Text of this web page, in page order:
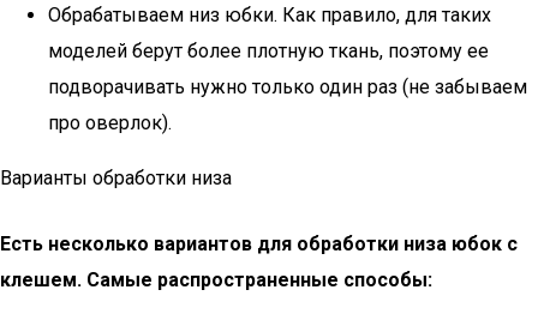
Обрабатываем низ юбки. Как правило, для таких
моделей берут более плотную ткань, поэтому ее
подворачивать нужно только один раз (не забываем
про оверлок).
Варианты обработки низа
Есть несколько вариантов для обработки низа юбок с
клешем. Самые распространенные способы: